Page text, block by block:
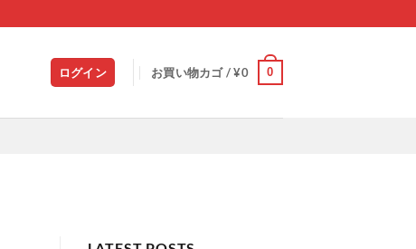
ログイン お買い物カゴ /¥0 0